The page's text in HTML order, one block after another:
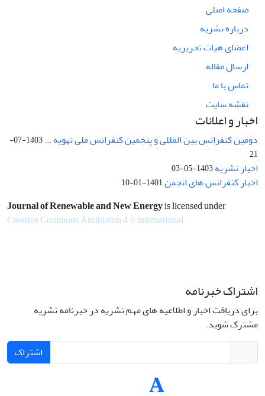
صفحه اصلی
درباره نشریه
اعضای هیات تحریریه
ارسال مقاله
تماس با ما
نقشه سایت
اخبار و اعلانات
دومین کنفرانس بین المللی و پنجمین کنفرانس ملی تهویه ...
1403-07-
21
اخبار نشریه1403-05-03
اخبار کنفرانس های انجمن1401-01-10
Journal of Renewable and New Energyis licensed under
Creative Commons Attribution 4.0 International
اشتراک خبرنامه
برای دریافت اخبار و اطلاعیه های مهم نشریه در خبرنامه نشریه
مشترک شوید.
اشتراک